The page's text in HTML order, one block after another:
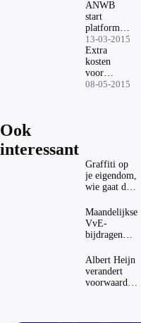
ANWB
start
platform
particuliere
autohuur
13-03-2015
Extra
kosten
voor
mensen
08-05-2015
Ook
interessant
Graffiti op
je eigendom,
wie gaat dat
Maandelijkse
VvE-
bijdragen
dat invloed
op je
hypotheek?
Albert Heijn
verandert
voorwaarden